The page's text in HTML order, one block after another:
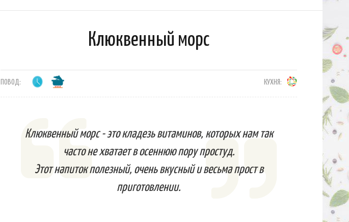
Клюквенный морс
ПОВОД: КУХНЯ:
Клюквенный морс - это кладезь витаминов, которых нам так
часто не хватает в осеннюю пору простуд.
Этот напиток полезный, очень вкусный и весьма прост в
приготовлении.